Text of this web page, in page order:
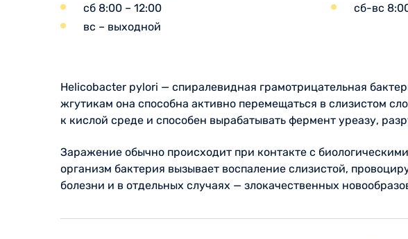
сб 8:00 – 12:00
вс – выходной
сб-вс
Helicobacter pylori — спиралевидная грамотрицательная
жгутикам она способна активно перемещаться в слизистом
к кислой среде и способен вырабатывать фермент уреазу,
Заражение обычно происходит при контакте с
организм бактерия вызывает воспаление слизистой,
болезни и в отдельных случаях — злокачественных